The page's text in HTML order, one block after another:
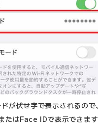
が伏せ字で表示されるので
はFace IDで表示できます